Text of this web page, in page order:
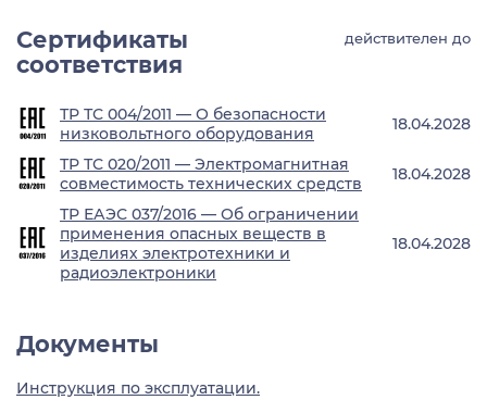
Сертификаты
соответствия
действителен до
ТР ТС 004/2011 — О безопасности
низковольтного оборудования
18.04.2028
ТР ТС 020/2011 — Электромагнитная
совместимость технических средств
18.04.2028
ТР ЕАЭС 037/2016 — Об ограничении
применения опасных веществ в
изделиях электротехники и
радиоэлектроники
18.04.2028
Документы
Инструкция по эксплуатации.